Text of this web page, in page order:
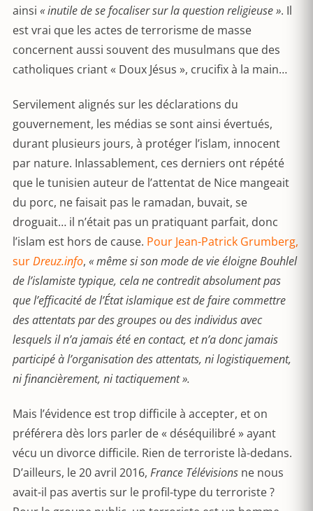
ainsi « inutile de se focaliser sur la question religieuse ». Il
est vrai que les actes de terrorisme de masse
concernent aussi souvent des musulmans que des
catholiques criant « Doux Jésus », crucifix à la main…
Servilement alignés sur les déclarations du
gouvernement, les médias se sont ainsi évertués,
durant plusieurs jours, à protéger l’islam, innocent
par nature. Inlassablement, ces derniers ont répété
que le tunisien auteur de l’attentat de Nice mangeait
du porc, ne faisait pas le ramadan, buvait, se
droguait… il n’était pas un pratiquant parfait, donc
l’islam est hors de cause. Pour Jean-Patrick Grumberg,
surDreuz.info, « même si son mode de vie éloigne Bouhlel
de l’islamiste typique, cela ne contredit absolument pas
que l’efficacité de l’État islamique est de faire commettre
des attentats par des groupes ou des individus avec
lesquels il n’a jamais été en contact, et n’a donc jamais
participé à l’organisation des attentats, ni logistiquement,
ni financièrement, ni tactiquement ».
Mais l’évidence est trop difficile à accepter, et on
préférera dès lors parler de « déséquilibré » ayant
vécu un divorce difficile. Rien de terroriste là-dedans.
D’ailleurs, le 20 avril 2016, France Télévisions ne nous
avait-il pas avertis sur le profil-type du terroriste ?